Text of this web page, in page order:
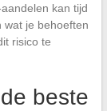
kan tijd
wat je behoeften
risico te
beste